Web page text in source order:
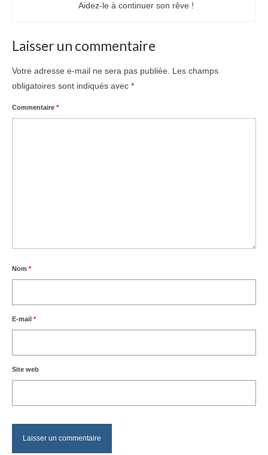
Aidez-le à continuer son rêve !
Laisser un commentaire
Votre adresse e-mail ne sera pas publiée.
Les champs
obligatoires sont indiqués avec *
Commentaire *
Nom *
E-mail *
Site web